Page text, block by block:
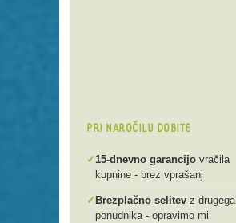
PRI NAROČILU DOBITE
✓15-dnevno garancijo vračila
kupnine - brez vprašanj
✓ Brezplačno selitev z drugega
ponudnika - opravimo mi